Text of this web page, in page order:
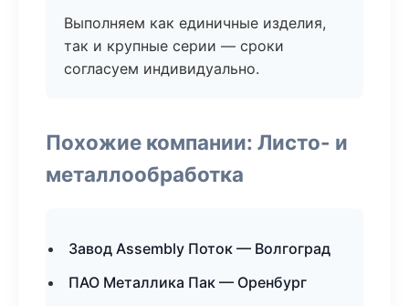
Выполняем как единичные изделия,
так и крупные серии — сроки
согласуем индивидуально.
Похожие компании: Листо- и
металлообработка
Завод Assembly Поток — Волгоград
ПАО Металлика Пак — Оренбург